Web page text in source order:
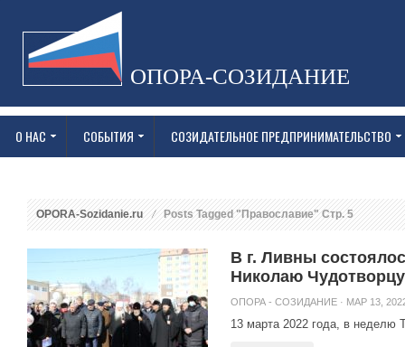
ОПОРА-СОЗИДАНИЕ
О НАС СОБЫТИЯ СОЗИДАТЕЛЬНОЕ ПРЕДПРИНИМАТЕЛЬСТВО
OPORA-Sozidanie.ru Posts Tagged "Православие" Стр. 5
В г. Ливны
Николаю Чудотворцу
ОПОРА - СОЗИДАНИЕ · МАР 13,
13 марта 2022 года, в неделю